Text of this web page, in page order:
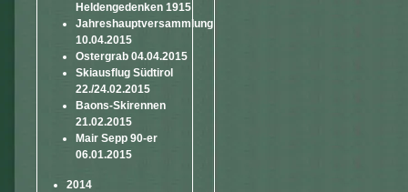
Heldengedenken 1915
Jahreshauptversammlung
10.04.2015
Ostergrab 04.04.2015
Skiausflug Südtirol
22./24.02.2015
Baons-Skirennen
21.02.2015
Mair Sepp 90-er
06.01.2015
2014